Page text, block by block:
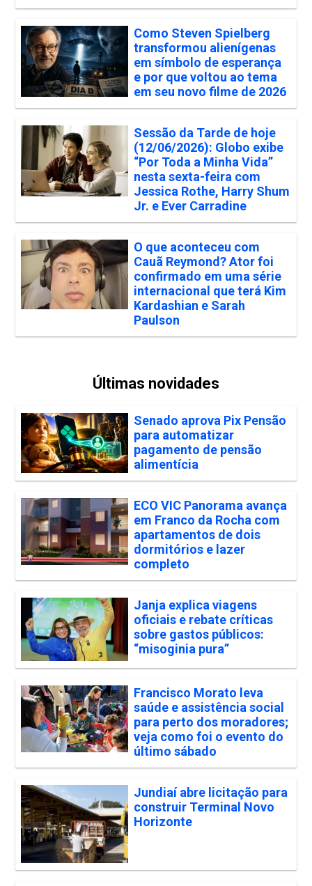
Como Steven Spielberg
transformou alienígenas
em símbolo de esperança
e por que voltou ao tema
em seu novo filme de 2026
Sessão da Tarde de hoje
(12/06/2026): Globo exibe
“Por Toda a Minha Vida”
nesta sexta-feira com
Jessica Rothe, Harry Shum
Jr. e Ever Carradine
O que aconteceu com
Cauã Reymond? Ator foi
confirmado em uma série
internacional que terá Kim
Kardashian e Sarah
Paulson
Últimas novidades
Senado aprova Pix Pensão
para automatizar
pagamento de pensão
alimentícia
ECO VIC Panorama avança
em Franco da Rocha com
apartamentos de dois
dormitórios e lazer
completo
Janja explica viagens
oficiais e rebate críticas
sobre gastos públicos:
“misoginia pura”
Francisco Morato leva
saúde e assistência social
para perto dos moradores;
veja como foi o evento do
último sábado
Jundiaí abre licitação para
construir Terminal Novo
Horizonte